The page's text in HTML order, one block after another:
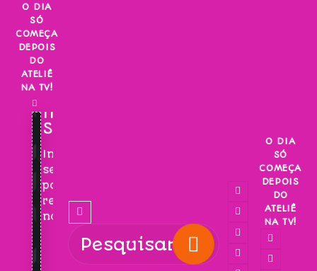
Skip
content
O DIA
SÓ
COMEÇA
DEPOIS
DO
ATELIÊ
NA TV!
INSCREVA-
SE!
Inscreva-
se
para
receber
novidades!
O DIA
SÓ
COMEÇA
DEPOIS
DO
ATELIÊ
NA TV!